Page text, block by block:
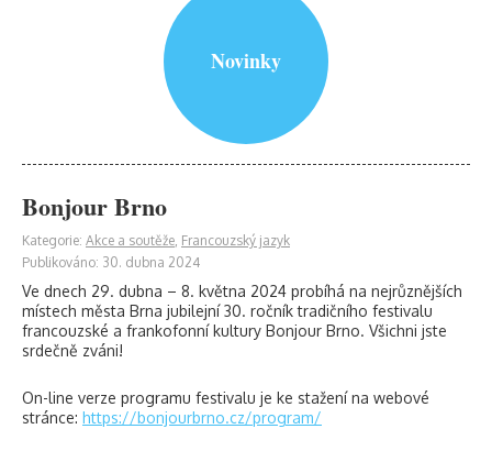
Novinky
Bonjour Brno
Kategorie: Akce a soutěže, Francouzský jazyk
Publikováno: 30. dubna 2024
Ve dnech 29. dubna – 8. května 2024 probíhá na nejrůznějších
místech města Brna jubilejní 30. ročník tradičního festivalu
francouzské a frankofonní kultury Bonjour Brno. Všichni jste
srdečně zváni!
On-line verze programu festivalu je ke stažení na webové
stránce: https://bonjourbrno.cz/program/